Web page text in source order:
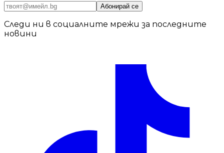
Абонирай се
Следи ни в социалните мрежи за последните
новини